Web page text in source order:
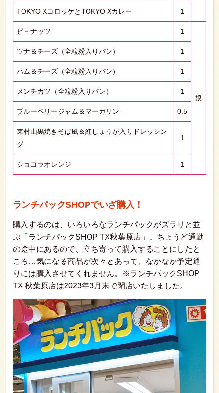
TOKYO XコロッケとTOKYO Xカレー 1
ピ－ナッツ 1
娘
ツナ＆チーズ（全粒粉入りパン） 1
ハム＆チーズ（全粒粉入りパン） 1
メンチカツ（全粒粉入りパン） 1
ブルーベリージャム＆マーガリン 0.5
東村山黒焼きそば風＆紅しょうが入りドレッシン
グ
1
ショコラオレンジ 1
ランチパックSHOPでいざ購入！
購入するのは、いろいろなランチパックがズラリと並
ぶ「ランチパックSHOP TX秋葉原店」。ちょうど通勤
の途中にあるので、立ち寄って購入することにしたと
ころ…気になる商品が次々とあって、なかなか予定通
りには購入させてくれません。※ランチパックSHOP
TX 秋葉原店は2023年3月末で閉店いたしました。